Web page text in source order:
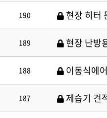
190 현장 히터
189 현장 난방
188 이동식에
187 제습기 견